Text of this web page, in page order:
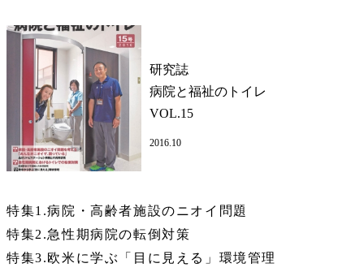
研究誌
病院と福祉のトイレ
VOL.15
2016.10
特集1.病院・高齢者施設のニオイ問題
特集2.急性期病院の転倒対策
特集3.欧米に学ぶ「目に見える」環境管理